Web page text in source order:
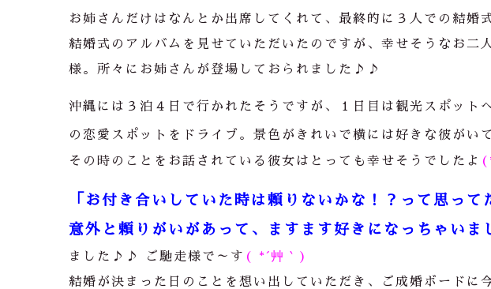
お姉さんだけはなんとか出席してくれて、最終的に３人での結婚
結婚式のアルバムを見せていただいたのですが、幸せそうなお二
様。所々にお姉さんが登場しておられました♪♪
沖縄には３泊４日で行かれたそうですが、１日目は観光スポット
の恋愛スポットをドライブ。景色がきれいで横には好きな彼がい
その時のことをお話されている彼女はとっても幸せそうでしたよ
「お付き合いしていた時は頼りないかな！？って思っ
意外と頼りがいがあって、ますます好きになっちゃいま
ました♪♪ ご馳走様で～す ( *´艸｀)
結婚が決まった日のことを想い出していただき、ご成婚ボードに